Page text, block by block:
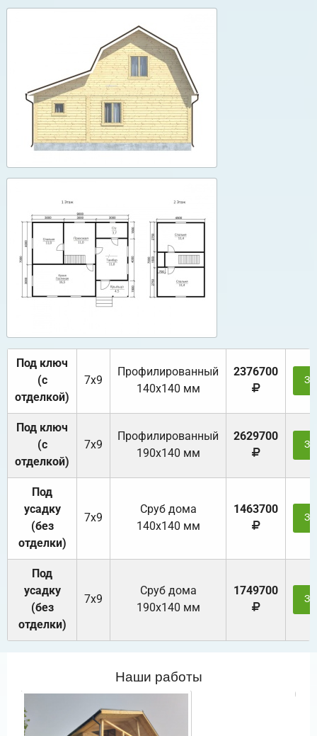
Под ключ
(с
отделкой)
7х9
Профилированный
140х140 мм
2376700
Под ключ
(с
отделкой)
7х9
Профилированный
190х140 мм
2629700
Под
усадку
(без
отделки)
7х9
Cруб дома
140х140 мм
1463700
Под
усадку
(без
отделки)
7х9
Cруб дома
190х140 мм
1749700
Наши работы